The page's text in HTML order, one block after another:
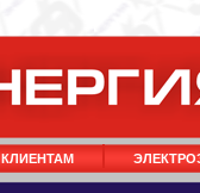
КЛИЕНТАМ